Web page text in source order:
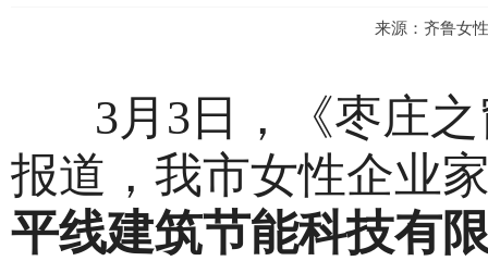
来源：齐鲁
3月3日，《枣庄之
报道，我市女性企业
平线建筑节能科技有